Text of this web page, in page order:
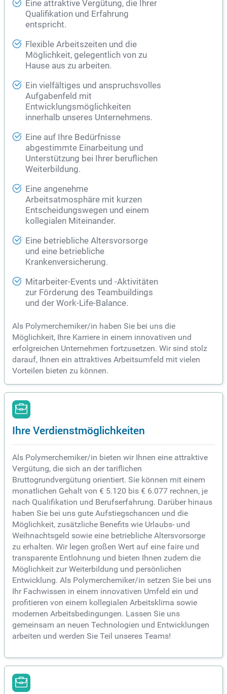
Eine attraktive Vergütung, die Ihrer
Qualifikation und Erfahrung
entspricht.
Flexible Arbeitszeiten und die
Möglichkeit, gelegentlich von zu
Hause aus zu arbeiten.
Ein vielfältiges und anspruchsvolles
Aufgabenfeld mit
Entwicklungsmöglichkeiten
innerhalb unseres Unternehmens.
Eine auf Ihre Bedürfnisse
abgestimmte Einarbeitung und
Unterstützung bei Ihrer beruflichen
Weiterbildung.
Eine angenehme
Arbeitsatmosphäre mit kurzen
Entscheidungswegen und einem
kollegialen Miteinander.
Eine betriebliche Altersvorsorge
und eine betriebliche
Krankenversicherung.
Mitarbeiter-Events und -Aktivitäten
zur Förderung des Teambuildings
und der Work-Life-Balance.
Als Polymerchemiker/in haben Sie bei uns die
Möglichkeit, Ihre Karriere in einem innovativen und
erfolgreichen Unternehmen fortzusetzen. Wir sind stolz
darauf, Ihnen ein attraktives Arbeitsumfeld mit vielen
Vorteilen bieten zu können.
Ihre Verdienstmöglichkeiten
Als Polymerchemiker/in bieten wir Ihnen eine attraktive
Vergütung, die sich an der tariflichen
Bruttogrundvergütung orientiert. Sie können mit einem
monatlichen Gehalt von € 5.120 bis € 6.077 rechnen, je
nach Qualifikation und Berufserfahrung. Darüber hinaus
haben Sie bei uns gute Aufstiegschancen und die
Möglichkeit, zusätzliche Benefits wie Urlaubs- und
Weihnachtsgeld sowie eine betriebliche Altersvorsorge
zu erhalten. Wir legen großen Wert auf eine faire und
transparente Entlohnung und bieten Ihnen zudem die
Möglichkeit zur Weiterbildung und persönlichen
Entwicklung. Als Polymerchemiker/in setzen Sie bei uns
Ihr Fachwissen in einem innovativen Umfeld ein und
profitieren von einem kollegialen Arbeitsklima sowie
modernen Arbeitsbedingungen. Lassen Sie uns
gemeinsam an neuen Technologien und Entwicklungen
arbeiten und werden Sie Teil unseres Teams!